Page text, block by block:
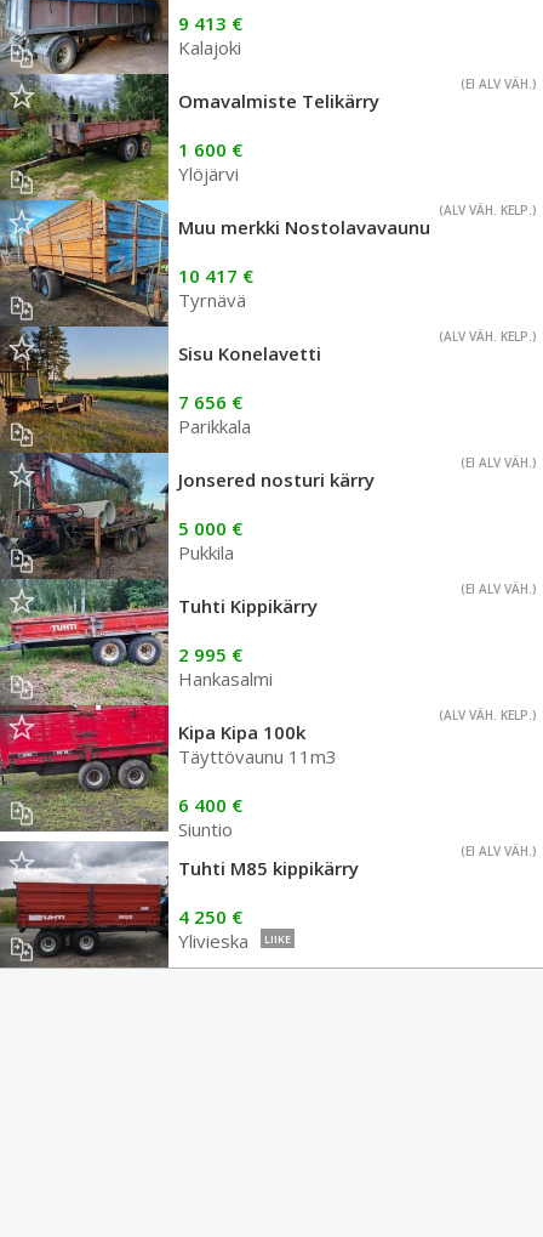
9 413 €
Kalajoki
(EI ALV VÄH.)
Omavalmiste Telikärry
1 600 €
Ylöjärvi
(ALV VÄH. KELP.)
Muu merkki Nostolavavaunu
10 417 €
Tyrnävä
(ALV VÄH. KELP.)
Sisu Konelavetti
7 656 €
Parikkala
(EI ALV VÄH.)
Jonsered nosturi kärry
5 000 €
Pukkila
(EI ALV VÄH.)
Tuhti Kippikärry
2 995 €
Hankasalmi
(ALV VÄH. KELP.)
Kipa Kipa 100k
Täyttövaunu 11m3
6 400 €
Siuntio
(EI ALV VÄH.)
Tuhti M85 kippikärry
4 250 €
Ylivieska
LIIKE